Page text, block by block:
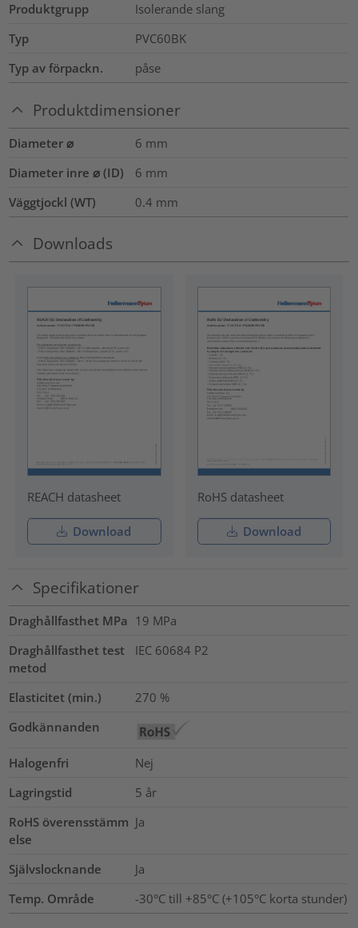
Produktgrupp
Isolerande slang
Typ
PVC60BK
Typ av förpackn.
påse
Produktdimensioner
Diameter ⌀ 6 mm
Diameter inre ⌀ (ID)
6 mm
Väggtjockl (WT)
0.4 mm
Downloads
REACH datasheet
Download
RoHS datasheet
Download
Specifikationer
Draghållfasthet MPa 19 MPa
Draghållfasthet test
metod
IEC 60684 P2
Elasticitet (min.) 270 %
Godkännanden
Halogenfri
Nej
Lagringstid
5 år
RoHS överensstämm
else
Ja
Självslocknande
Ja
Temp. Område
-30°C till +85°C (+105°C korta stunder)